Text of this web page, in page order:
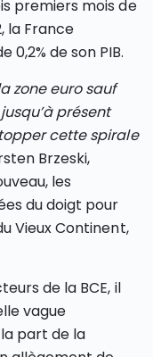
premiers mois de
la France
de son PIB.
zone euro sauf
présent
cette spirale
Brzeski,
les
du doigt pour
Vieux Continent,
de la BCE, il
vague
part de la